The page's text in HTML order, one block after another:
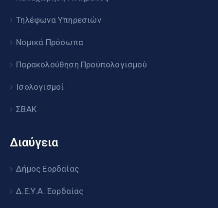
Τηλέφωνα Υπηρεσιών
Νομικά Πρόσωπα
Παρακολούθηση Προϋπολογισμού
Ισολογισμοί
ΣΒΑΚ
Διαύγεια
Δήμος Εορδαίας
Δ.Ε.Υ.Α. Εορδαίας